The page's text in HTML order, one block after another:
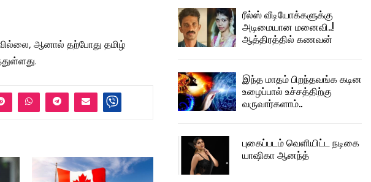
ஆனால் தற்போது தமிழ்
ரீல்ஸ் வீடியோக்களுக்கு
அடிமையான மனைவி..!
ஆத்திரத்தில் கணவன்
இந்த மாதம் பிறந்தவங்க கடின
உழைப்பால் உச்சத்திற்கு
வருவார்களாம்..
புகைப்படம் வெளியிட்ட நடிகை
யாஷிகா ஆனந்த்